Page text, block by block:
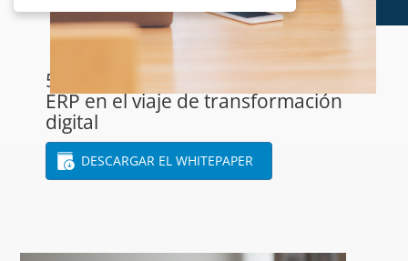
5 Requisitos de CFO de una solución
ERP en el viaje de transformación
digital
DESCARGAR EL WHITEPAPER